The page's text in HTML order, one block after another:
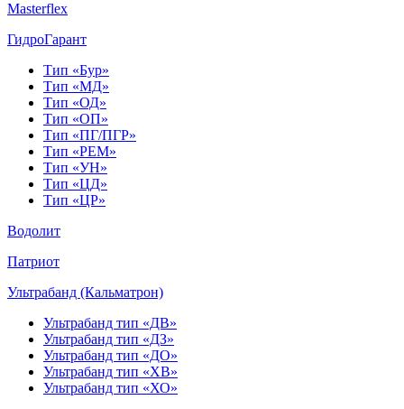
Masterflex
ГидроГарант
Тип «Бур»
Тип «МД»
Тип «ОД»
Тип «ОП»
Тип «ПГ/ПГР»
Тип «РЕМ»
Тип «УН»
Тип «ЦД»
Тип «ЦР»
Водолит
Патриот
Ультрабанд (Кальматрон)
Ультрабанд тип «ДВ»
Ультрабанд тип «ДЗ»
Ультрабанд тип «ДО»
Ультрабанд тип «ХВ»
Ультрабанд тип «ХО»